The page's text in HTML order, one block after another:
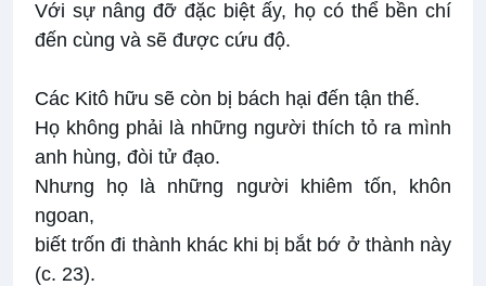
Với sự nâng đỡ đặc biệt ấy, họ có thể bền chí
đến cùng và sẽ được cứu độ.
Các Kitô hữu sẽ còn bị bách hại đến tận thế.
Họ không phải là những người thích tỏ ra mình
anh hùng, đòi tử đạo.
Nhưng họ là những người khiêm tốn, khôn
ngoan,
biết trốn đi thành khác khi bị bắt bớ ở thành này
(c. 23).